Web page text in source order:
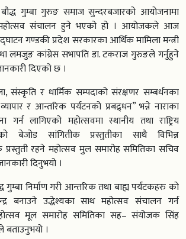
बौद्ध गुम्बा गुरुङ समाज सुन्दरबजारको आयोजनामा
संचालन हुने भएको हो । आयोजकले आज
गण्डकी प्रदेश सरकारका आर्थिक मामिला मन्त्री
लमजुङ कांग्रेस सभापति डा. टकराज गुरुङले गर्नुहुने
दिएको छ ।
संस्कृति र धार्मिक सम्पदाको संरक्षणर सम्बर्धनका
र आन्तरिक पर्यटनको प्रबद्र्धन” भन्ने नाराका
लागिएको महोत्सवमा स्थानीय तथा राष्ट्रिय
बेजोड सांगितीक प्रस्तुतीका साथै विभिन्न
प्रस्तुती रहने महोत्सव मुल समारोह समितिका सचिव
दिनुभयो ।
गुम्बा निर्माण गरी आन्तरिक तथा बाह्य पर्यटकहरु को
बनाउने उद्धेश्यका साथ महोत्सव संचालन गर्न
मूल समारोह समितिका सह– संयोजक सिंह
।